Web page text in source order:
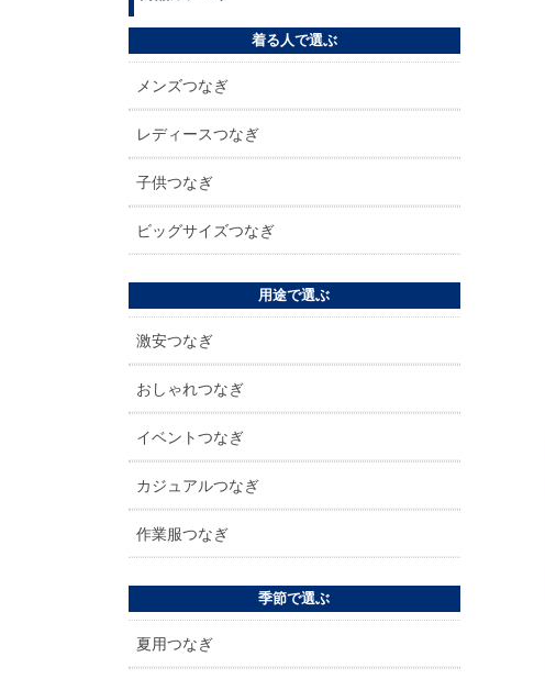
着る人で選ぶ
メンズつなぎ
レディースつなぎ
子供つなぎ
ビッグサイズつなぎ
用途で選ぶ
激安つなぎ
おしゃれつなぎ
イベントつなぎ
カジュアルつなぎ
作業服つなぎ
季節で選ぶ
夏用つなぎ